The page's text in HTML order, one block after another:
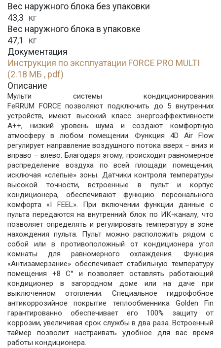
Вес наружного блока без упаковки
43,3 кг
Вес наружного блока в упаковке
47,1
кг
Документация
Инструкция по эксплуатации FORCE PRO MULTI
(2.18 МБ , pdf)
Описание
Мульти системы кондиционирования
FeRRUM FORCE позволяют подключить до 5 внутренних
устройств, имеют высокий класс энергоэффективности
А++, низкий уровень шума и создают комфортную
атмосферу в любом помещении. Функция 4D Air Flow
регулирует направление воздушного потока вверх – вниз и
вправо – влево. Благодаря этому, происходит равномерное
распределение воздуха по всей площади помещения,
исключая «слепые» зоны. Датчики контроля температуры
высокой точности, встроенные в пульт и корпус
кондиционера, обеспечивают функцию персонального
комфорта «I FEEL». При включении функции данные с
пульта передаются на внутренний блок по ИК-каналу, что
позволяет определять и регулировать температуру в зоне
нахождения пульта. Пульт можно расположить рядом с
собой или в противоположный от кондиционера угол
комнаты для равномерного охлаждения. Функция
«Антизамерзание» обеспечивает стабильную температуру
помещения +8 C° и позволяет оставлять работающий
кондиционер в загородном доме или на даче при
выключенном отоплении. Специальное гидрофобное
антикоррозийное покрытие теплообменника Golden Fin
гарантированно обеспечивает его 100% защиту от
коррозии, увеличивая срок службы в два раза. Встроенный
таймер позволит настраивать удобное для вас время
работы кондиционера.